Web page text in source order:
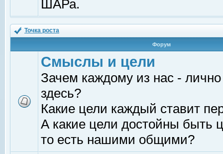
ШАРа.
Точка роста
Форум
Смыслы и цели
Зачем каждому из нас -
здесь?
Какие цели каждый ставит
А какие цели достойны быть
то есть нашими общими?